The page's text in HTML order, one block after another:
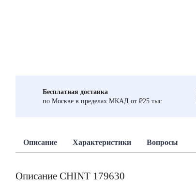
Бесплатная доставка
по Москве в пределах МКАД от ₽25 тыс
Описание Характеристики Вопросы
Описание CHINT 179630